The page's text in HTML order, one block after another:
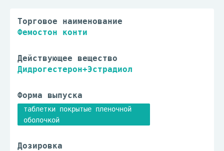
Торговое наименование
Фемостон конти
Действующее вещество
Дидрогестерон+Эстрадиол
Форма выпуска
таблетки покрытые пленочной
оболочкой
Дозировка